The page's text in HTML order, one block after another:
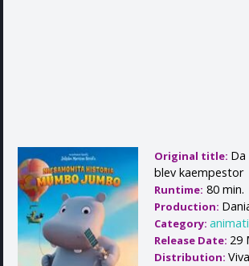
Original title:
blev kaempestor
Runtime: 80 min.
Production:
Category:
Release Date: 29
Distribution: